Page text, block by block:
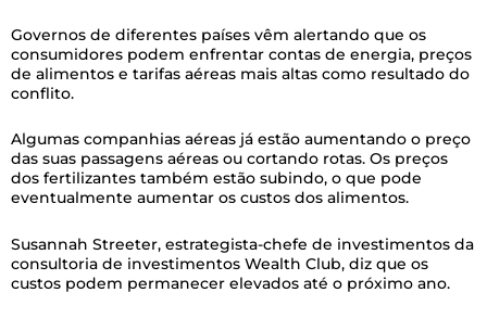
Governos de diferentes países vêm alertando que os
consumidores podem enfrentar contas de energia, preços
de alimentos e tarifas aéreas mais altas como resultado do
conflito.
Algumas companhias aéreas já estão aumentando o preço
das suas passagens aéreas ou cortando rotas. Os preços
dos fertilizantes também estão subindo, o que pode
eventualmente aumentar os custos dos alimentos.
Susannah Streeter, estrategista-chefe de investimentos da
consultoria de investimentos Wealth Club, diz que os
custos podem permanecer elevados até o próximo ano.